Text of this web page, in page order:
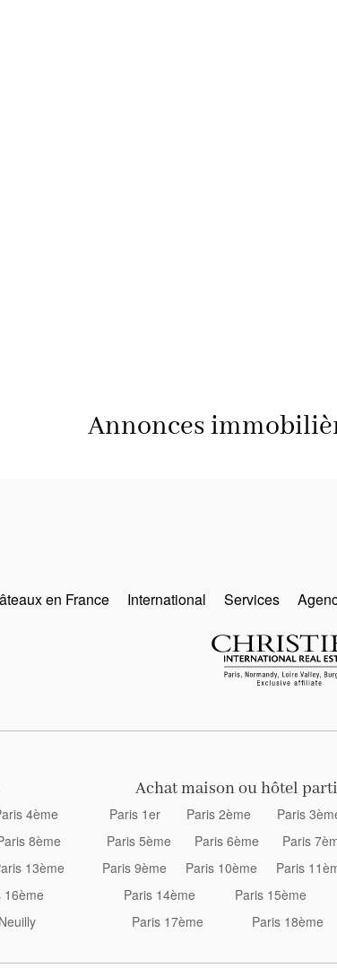
Annonces
en France International Services
4ème
8ème
13ème
16ème
Neuilly
Achat maison ou hôtel
Paris 1er Paris 2ème Paris
Paris 5ème
Paris 6ème Paris
Paris 9ème
Paris 10ème Paris
Paris 14ème
Paris 15ème
Paris 17ème
Paris 18ème